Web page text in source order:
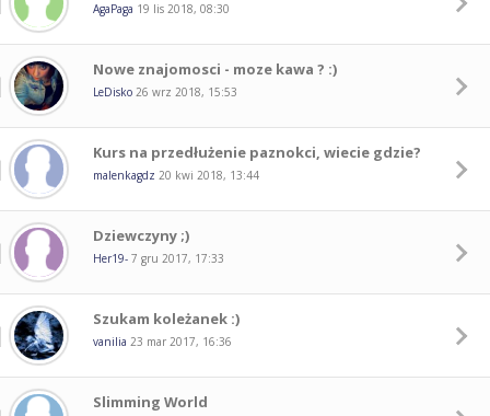
AgaPaga 19 lis 2018, 08:30
Nowe znajomosci - moze kawa ? :)
LeDisko 26 wrz 2018, 15:53
Kurs na przedłużenie paznokci, wiecie gdzie?
malenkagdz 20 kwi 2018, 13:44
Dziewczyny ;)
Her19- 7 gru 2017, 17:33
Szukam koleżanek :)
vanilia 23 mar 2017, 16:36
Slimming World